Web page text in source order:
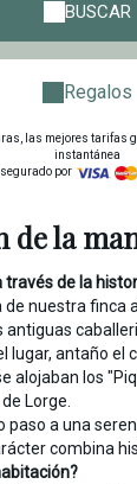
BUSCAR
Regalos
las mejores tarifas
instantánea
por
de la
través de la
nuestra finca
antiguas
lugar, antaño el
alojaban los
Lorge.
paso a una
combina